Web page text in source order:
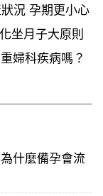
況 孕期更小心
坐月子大原則
婦科疾病嗎？
什麼備孕會流